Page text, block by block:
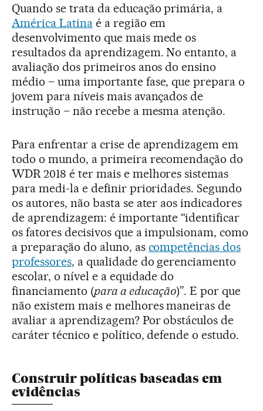
Quando se trata da educação primária, a
América Latinaé a região em
desenvolvimento que mais mede os
resultados da aprendizagem. No entanto, a
avaliação dos primeiros anos do ensino
médio – uma importante fase, que prepara o
jovem para níveis mais avançados de
instrução – não recebe a mesma atenção.
Para enfrentar a crise de aprendizagem em
todo o mundo, a primeira recomendação do
WDR 2018 é ter mais e melhores sistemas
para medi-la e definir prioridades. Segundo
os autores, não basta se ater aos indicadores
de aprendizagem: é importante “identificar
os fatores decisivos que a impulsionam, como
a preparação do aluno, as competências dos
professores, a qualidade do gerenciamento
escolar, o nível e a equidade do
financiamento (para a educação)”. E por que
não existem mais e melhores maneiras de
avaliar a aprendizagem? Por obstáculos de
caráter técnico e político, defende o estudo.
Construir políticas baseadas em
evidências